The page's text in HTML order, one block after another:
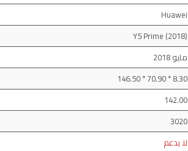
Huawei
Y5 Prime (2018)
مايو 2018
8.30 * 70.90 * 146.50
142.00
3020
لا يدعم